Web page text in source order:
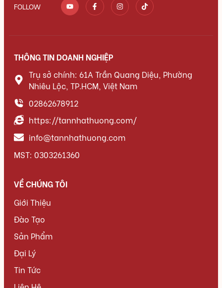
FOLLOW
THÔNG TIN DOANH NGHIỆP
Trụ sở chính: 61A Trần Quang Diệu, Phường
Nhiêu Lộc, TP.HCM, Việt Nam
02862678912
https://tannhathuong.com/
info@tannhathuong.com
MST: 0303261360
VỀ CHÚNG TÔI
Giới Thiệu
Đào Tạo
Sản Phẩm
Đại Lý
Tin Tức